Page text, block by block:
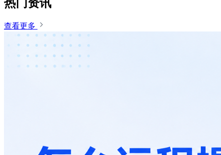
热门资讯
查看更多